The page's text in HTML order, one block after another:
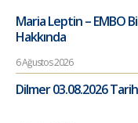
Maria Leptin – EMBO
Hakkında
6 Ağustos 2026
Dilmer 03.08.2026